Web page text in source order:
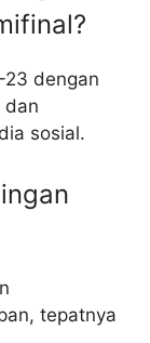
dengan
dan
sosial.
tepatnya